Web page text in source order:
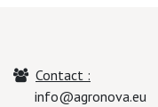
Contact :
info@agronova.eu